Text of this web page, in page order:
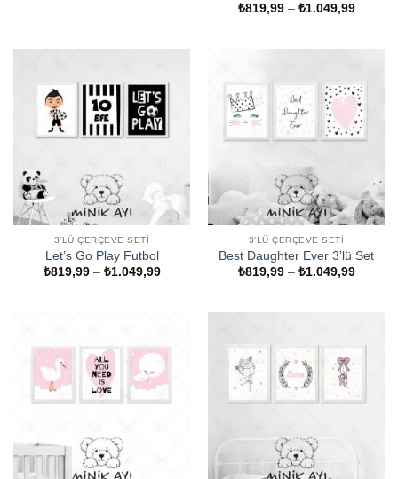
₺819,99 – ₺1.049,99Fiyat
3'LÜ ÇERÇEVE SETI
Let’s Go Play Futbol
₺819,99 – ₺1.049,99Fiyat
3'LÜ ÇERÇEVE SETI
Best Daughter Ever 3’lü Set
₺819,99 – ₺1.049,99Fiyat